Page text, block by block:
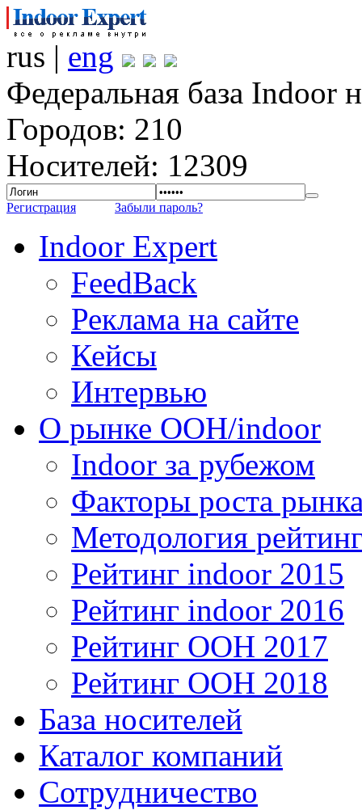
rus | eng
Федеральная база Indoor
Городов: 210
Носителей: 12309
Регистрация Забыли пароль?
Indoor Expert
FeedBack
Реклама на сайте
Кейсы
Интервью
О рынке OOH/indoor
Indoor за рубежом
Факторы роста
Методология
Рейтинг indoor 2015
Рейтинг indoor 2016
Рейтинг OOH 2017
Рейтинг OOH 2018
База носителей
Каталог компаний
Сотрудничество